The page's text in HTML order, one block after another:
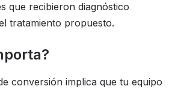
que recibieron diagnóstico
tratamiento propuesto.
conversión implica que tu equipo